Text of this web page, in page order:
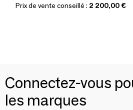
Prix de vente conseillé : 2 200,00 €
Connectez-vous
les marques